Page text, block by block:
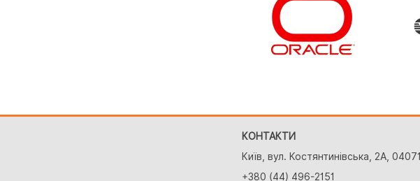
КОНТАКТИ
Київ, вул. Костянтинівська, 2A, 04071
+380 (44) 496-2151